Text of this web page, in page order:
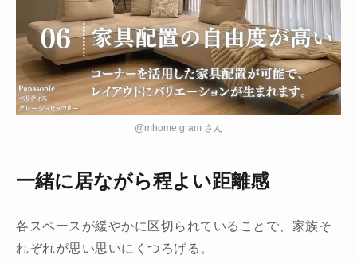
@mhome.gram さん
一緒に居ながら程よい距離感
各スペースが緩やかに区切られていることで、家族そ
れぞれが思い思いにくつろげる。